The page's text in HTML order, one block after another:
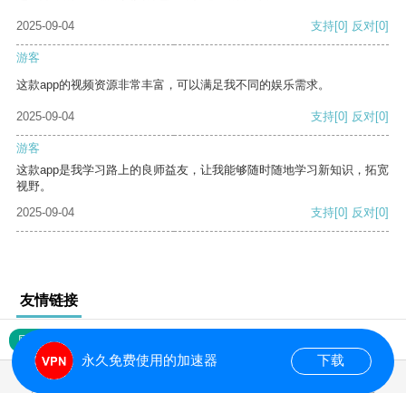
2025-09-04 支持[0] 反对[0]
游客
这款app的视频资源非常丰富，可以满足我不同的娱乐需求。
2025-09-04 支持[0] 反对[0]
游客
这款app是我学习路上的良师益友，让我能够随时随地学习新知识，拓宽
视野。
2025-09-04
支持[0] 反对[0]
友情链接
网站地图
永久免费使用的加速器 下载